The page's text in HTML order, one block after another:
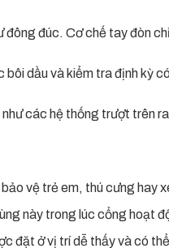
đúc. Cơ chế tay đòn
dầu và kiểm tra định kỳ
các hệ thống trượt trên
vệ trẻ em, thú cưng hay
này trong lúc cổng hoạt
đặt ở vị trí dễ thấy và có